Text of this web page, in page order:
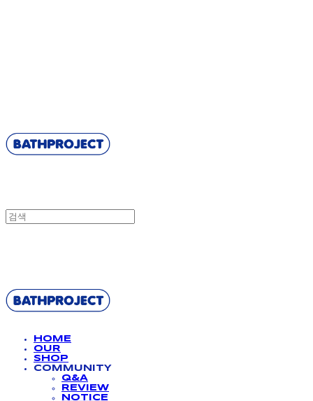
HOME
OUR
SHOP
COMMUNITY
Q&A
REVIEW
NOTICE